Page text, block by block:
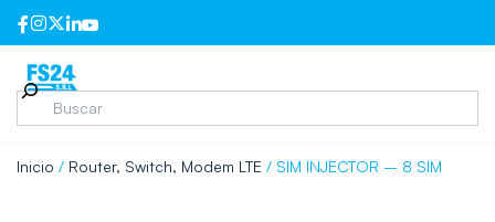
Inicio / Router, Switch, Modem LTE / SIM INJECTOR – 8 SIM